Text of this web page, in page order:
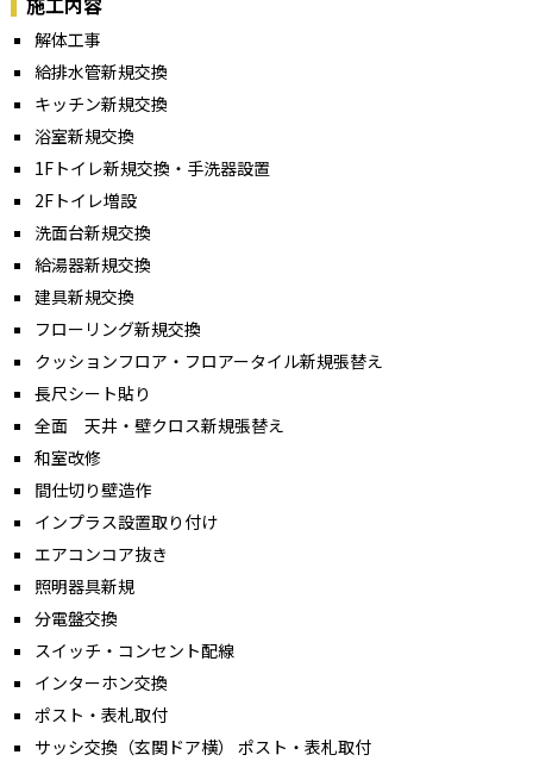
解体工事
給排水管新規交換
キッチン新規交換
浴室新規交換
1Fトイレ新規交換・手洗器設置
2Fトイレ増設
洗面台新規交換
給湯器新規交換
建具新規交換
フローリング新規交換
クッションフロア・フロアータイル新規張替え
長尺シート貼り
全面 天井・壁クロス新規張替え
和室改修
間仕切り壁造作
インプラス設置取り付け
エアコンコア抜き
照明器具新規
分電盤交換
スイッチ・コンセント配線
インターホン交換
ポスト・表札取付
サッシ交換（玄関ドア横） ポスト・表札取付